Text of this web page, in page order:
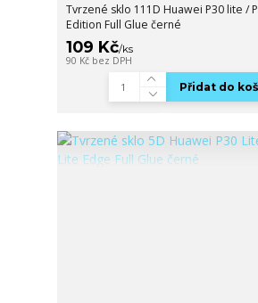
Tvrzené sklo 111D Huawei P30 lite /
Edition Full Glue černé
109 Kč/ks
90 Kč bez DPH
Přidat do